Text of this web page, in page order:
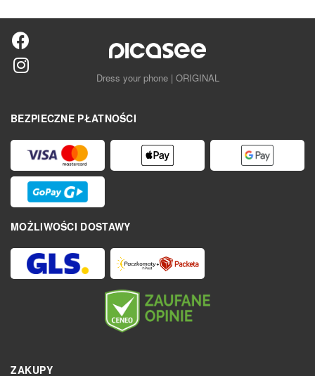
Dress your phone | ORIGINAL
BEZPIECZNE PŁATNOŚCI
MOŻLIWOŚCI DOSTAWY
ZAKUPY